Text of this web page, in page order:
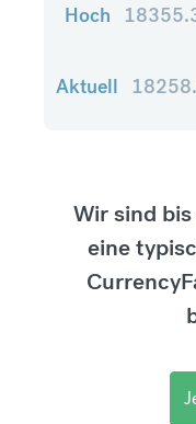
Hoch
Aktuell
Wir sind
eine